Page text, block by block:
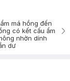
má hồng đến
có kết cấu ẩm
nhờn dính
dư